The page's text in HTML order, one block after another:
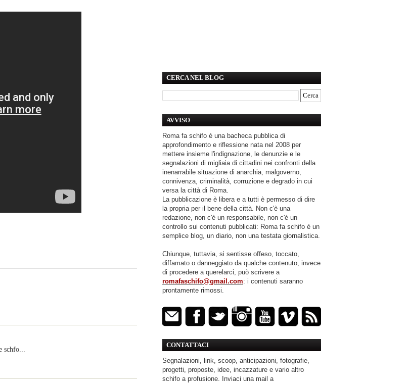
schfo...
CERCA NEL BLOG
AVVISO
Roma fa schifo è una bacheca pubblica di
approfondimento e riflessione nata nel 2008 per
mettere insieme l'indignazione, le denunzie e le
segnalazioni di migliaia di cittadini nei confronti della
inenarrabile situazione di anarchia, malgoverno,
connivenza, criminalità, corruzione e degrado in cui
versa la città di Roma.
La pubblicazione è libera e a tutti è permesso di dire
la propria per il bene della città. Non c'è una
redazione, non c'è un responsabile, non c'è un
controllo sui contenuti pubblicati: Roma fa schifo è un
semplice blog, un diario, non una testata giornalistica.
Chiunque, tuttavia, si sentisse offeso, toccato,
diffamato o danneggiato da qualche contenuto, invece
di procedere a querelarci, può scrivere a
romafaschifo@gmail.com: i contenuti saranno
prontamente rimossi.
CONTATTACI
Segnalazioni, link, scoop, anticipazioni, fotografie,
progetti, proposte, idee, incazzature e vario altro
schifo a profusione. Inviaci una mail a